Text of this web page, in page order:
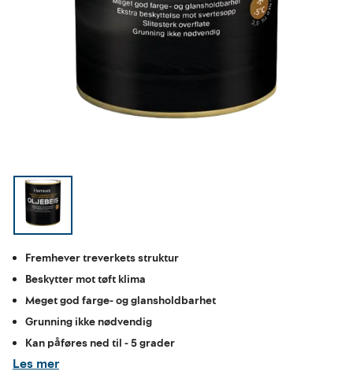
Fremhever treverkets struktur
Beskytter mot tøft klima
Meget god farge- og glansholdbarhet
Grunning ikke nødvendig
Kan påføres ned til - 5 grader
Les mer